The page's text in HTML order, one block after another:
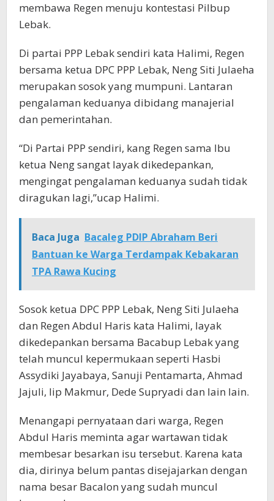
membawa Regen menuju kontestasi Pilbup
Lebak.
Di partai PPP Lebak sendiri kata Halimi, Regen
bersama ketua DPC PPP Lebak, Neng Siti Julaeha
merupakan sosok yang mumpuni. Lantaran
pengalaman keduanya dibidang manajerial
dan pemerintahan.
“Di Partai PPP sendiri, kang Regen sama Ibu
ketua Neng sangat layak dikedepankan,
mengingat pengalaman keduanya sudah tidak
diragukan lagi,”ucap Halimi.
Baca Juga Bacaleg PDIP Abraham Beri
Bantuan ke Warga Terdampak Kebakaran
TPA Rawa Kucing
Sosok ketua DPC PPP Lebak, Neng Siti Julaeha
dan Regen Abdul Haris kata Halimi, layak
dikedepankan bersama Bacabup Lebak yang
telah muncul kepermukaan seperti Hasbi
Assydiki Jayabaya, Sanuji Pentamarta, Ahmad
Jajuli, Iip Makmur, Dede Supryadi dan lain lain.
Menangapi pernyataan dari warga, Regen
Abdul Haris meminta agar wartawan tidak
membesar besarkan isu tersebut. Karena kata
dia, dirinya belum pantas disejajarkan dengan
nama besar Bacalon yang sudah muncul